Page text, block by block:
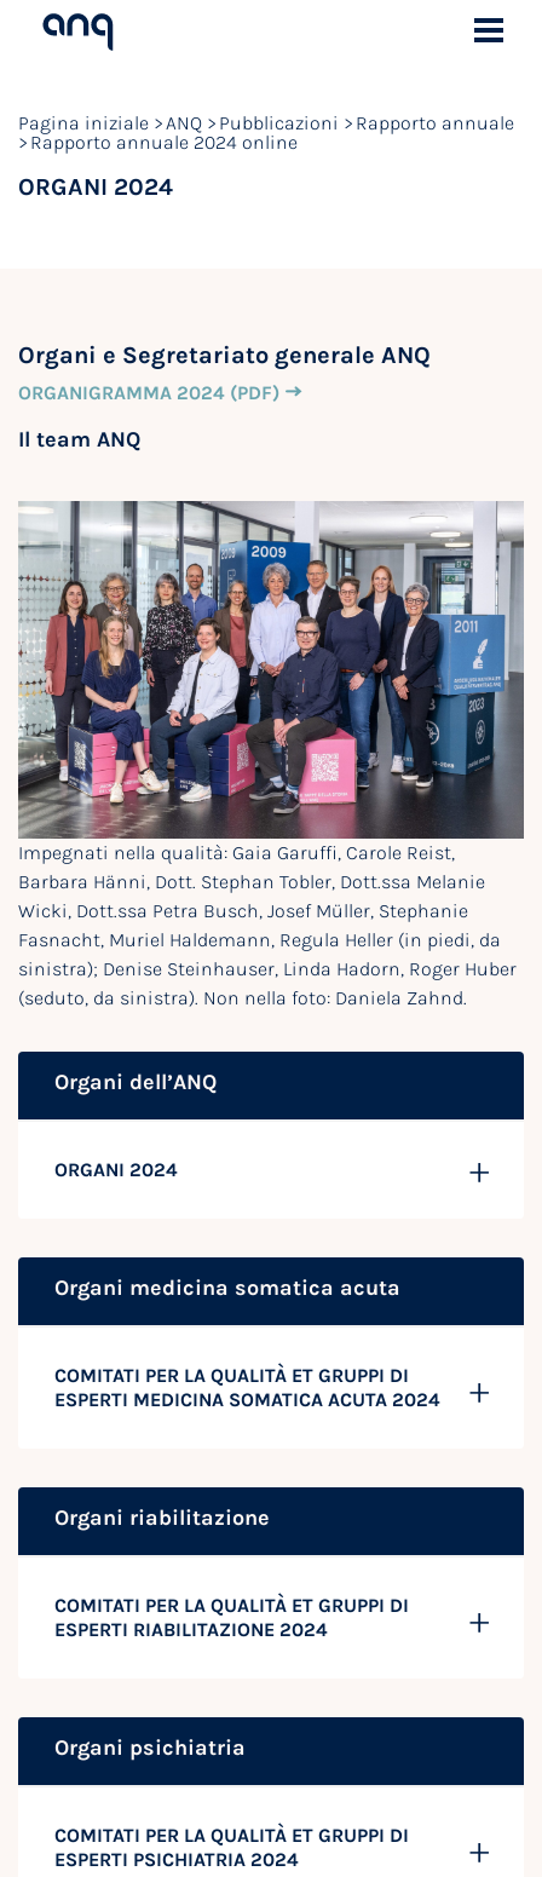
Pagina iniziale ANQ Pubblicazioni
Rapporto annuale
Rapporto annuale 2024 online
ORGANI 2024
Organi e Segretariato generale ANQ
ORGANIGRAMMA 2024 (PDF)
Il team ANQ
Impegnati nella qualità: Gaia Garuffi, Carole Reist,
Barbara Hänni, Dott. Stephan Tobler, Dott.ssa Melanie
Wicki, Dott.ssa Petra Busch, Josef Müller, Stephanie
Fasnacht, Muriel Haldemann, Regula Heller (in piedi, da
sinistra); Denise Steinhauser, Linda Hadorn, Roger Huber
(seduto, da sinistra). Non nella foto: Daniela Zahnd.
Organi dell’ANQ
ORGANI 2024
Organi medicina somatica acuta
COMITATI PER LA QUALITÀ ET GRUPPI DI
ESPERTI MEDICINA SOMATICA ACUTA 2024
Organi riabilitazione
COMITATI PER LA QUALITÀ ET GRUPPI DI
ESPERTI RIABILITAZIONE 2024
Organi psichiatria
COMITATI PER LA QUALITÀ ET GRUPPI DI
ESPERTI PSICHIATRIA 2024